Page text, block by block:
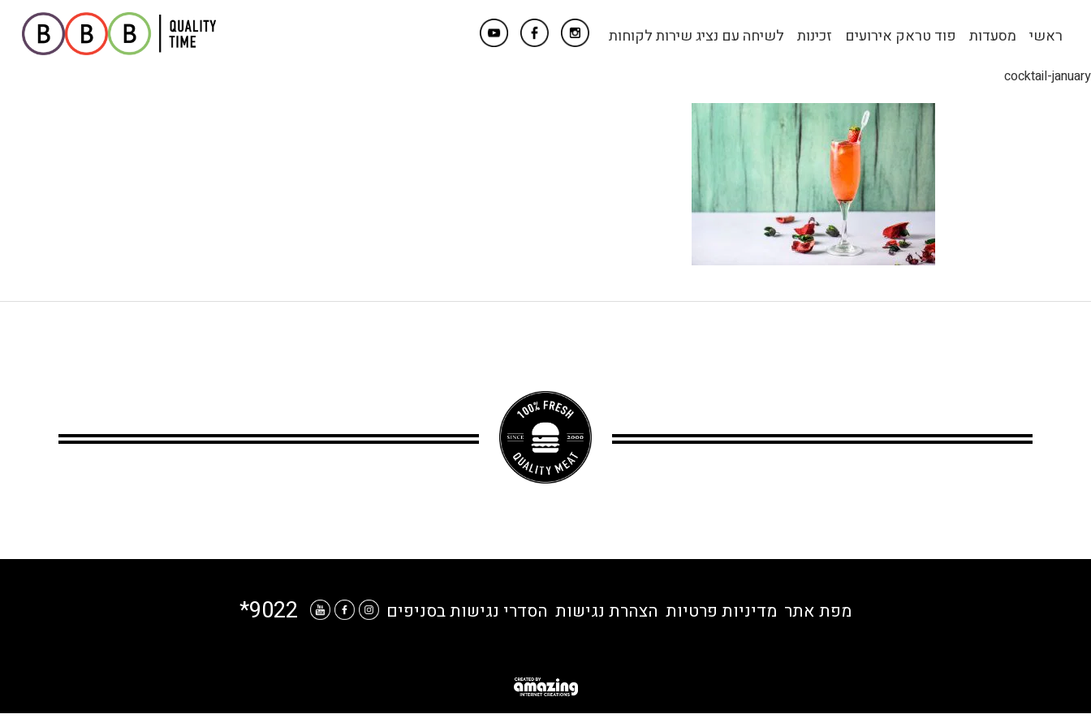
ראשי מסעדות פוד טראק אירועים זכינות לשיחה עם נציג שירות לקוחות
cocktail-january
מפת אתר מדיניות פרטיות הצהרת נגישות הסדרי נגישות בסניפים *9022